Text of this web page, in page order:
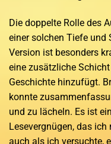
Die doppelte Rolle des
einer solchen Tiefe und
Version ist besonders
eine zusätzliche
Geschichte hinzufügt.
konnte
und zu lächeln. Es ist
Lesevergnügen, das
auch als ich versuchte,